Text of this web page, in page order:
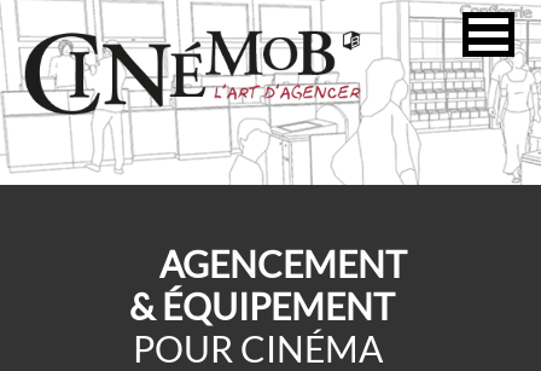
AGENCEMENT
& ÉQUIPEMENT
POUR CINÉMA